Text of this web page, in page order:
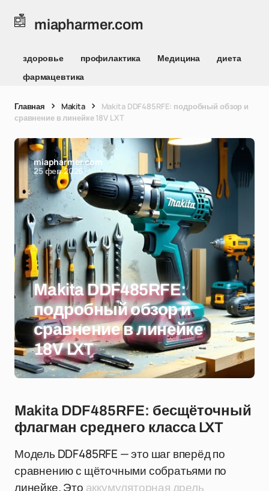
miapharmer.com
здоровье профилактика Медицина
диета
фармацевтика
Главная Makita
Makita DDF485RFE: подробный обзор и
сравнение в линейке 18V LXT
miapharmer.com
25 фев 2026
Makita DDF485RFE:
подробный обзор и
сравнение в линейке
18V LXT
Makita DDF485RFE: бесщёточный
флагман среднего класса LXT
Модель DDF485RFE — это шаг вперёд по
сравнению с щёточными собратьями по
линейке. Это аккумуляторная дрель